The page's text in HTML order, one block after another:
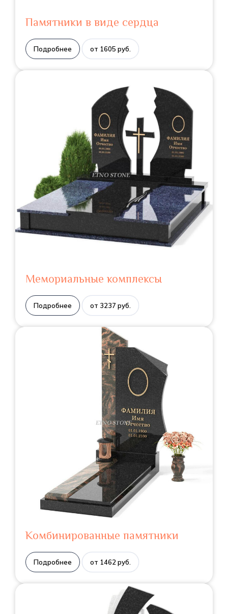
Памятники в виде сердца
Подробнее от 1605 руб.
Мемориальные комплексы
Подробнее от 3237 руб.
Комбинированные памятники
Подробнее от 1462 руб.